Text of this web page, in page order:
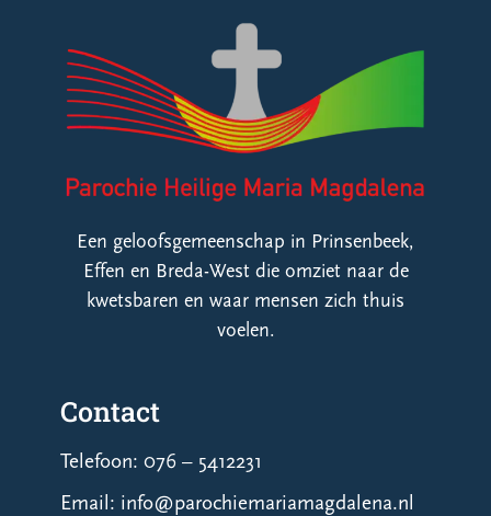
Een geloofsgemeenschap in Prinsenbeek,
Effen en Breda-West die omziet naar de
kwetsbaren en waar mensen zich thuis
voelen.
Contact
Telefoon: 076 – 5412231
Email: info@parochiemariamagdalena.nl